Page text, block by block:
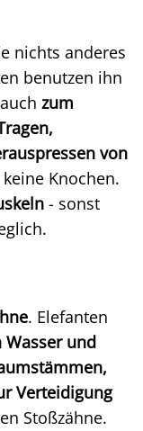
nichts anderes
benutzen ihn
zum
von
Knochen.
- sonst
. Elefanten
Wasser und
Verteidigung
Stoßzähne.